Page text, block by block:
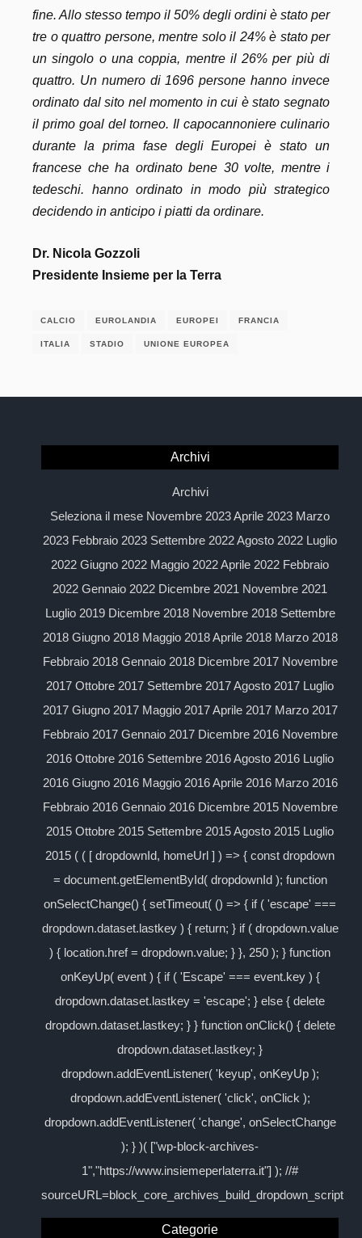
fine. Allo stesso tempo il 50% degli ordini è stato per
tre o quattro persone, mentre solo il 24% è stato per
un singolo o una coppia, mentre il 26% per più di
quattro. Un numero di 1696 persone hanno invece
ordinato dal sito nel momento in cui è stato segnato
il primo goal del torneo. Il capocannoniere culinario
durante la prima fase degli Europei è stato un
francese che ha ordinato bene 30 volte, mentre i
tedeschi. hanno ordinato in modo più strategico
decidendo in anticipo i piatti da ordinare.
Dr. Nicola Gozzoli
Presidente Insieme per la Terra
CALCIO EUROLANDIA EUROPEI FRANCIA
ITALIA STADIO UNIONE EUROPEA
Archivi
Archivi
Seleziona il mese Novembre 2023 Aprile 2023 Marzo
2023 Febbraio 2023 Settembre 2022 Agosto 2022 Luglio
2022 Giugno 2022 Maggio 2022 Aprile 2022 Febbraio
2022 Gennaio 2022 Dicembre 2021 Novembre 2021
Luglio 2019 Dicembre 2018 Novembre 2018 Settembre
2018 Giugno 2018 Maggio 2018 Aprile 2018 Marzo 2018
Febbraio 2018 Gennaio 2018 Dicembre 2017 Novembre
2017 Ottobre 2017 Settembre 2017 Agosto 2017 Luglio
2017 Giugno 2017 Maggio 2017 Aprile 2017 Marzo 2017
Febbraio 2017 Gennaio 2017 Dicembre 2016 Novembre
2016 Ottobre 2016 Settembre 2016 Agosto 2016 Luglio
2016 Giugno 2016 Maggio 2016 Aprile 2016 Marzo 2016
Febbraio 2016 Gennaio 2016 Dicembre 2015 Novembre
2015 Ottobre 2015 Settembre 2015 Agosto 2015 Luglio
2015 ( ( [ dropdownId, homeUrl ] ) => { const dropdown
= document.getElementById( dropdownId ); function
onSelectChange() { setTimeout( () => { if ( 'escape' ===
dropdown.dataset.lastkey ) { return; } if ( dropdown.value
) { location.href = dropdown.value; } }, 250 ); } function
onKeyUp( event ) { if ( 'Escape' === event.key ) {
dropdown.dataset.lastkey = 'escape'; } else { delete
dropdown.dataset.lastkey; } } function onClick() { delete
dropdown.dataset.lastkey; }
dropdown.addEventListener( 'keyup', onKeyUp );
dropdown.addEventListener( 'click', onClick );
dropdown.addEventListener( 'change', onSelectChange
); } )( ["wp-block-archives-
1","https://www.insiemeperlaterra.it"] ); //#
sourceURL=block_core_archives_build_dropdown_script
Categorie